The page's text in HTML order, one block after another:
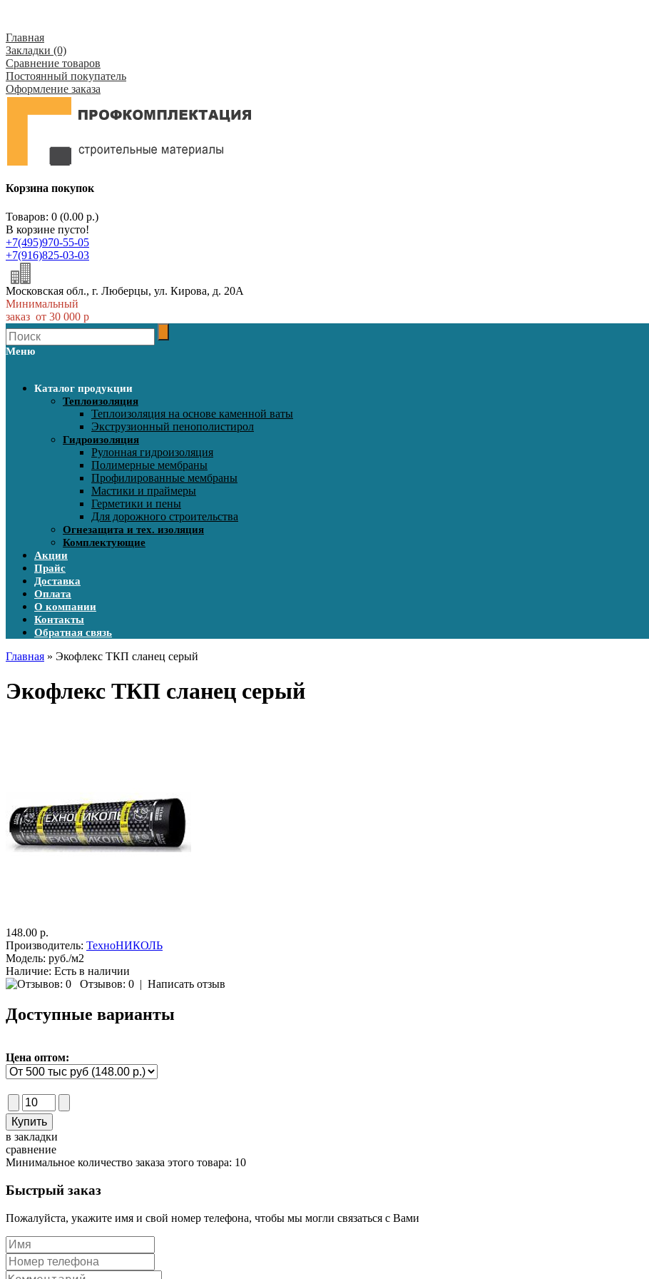
Главная
Закладки (0)
Сравнение товаров
Постоянный покупатель
Оформление заказа
Корзина покупок
Товаров: 0 (0.00 р.)
В корзине пусто!
+7(495)970-55-05
+7(916)825-03-03
Московская обл., г. Люберцы, ул. Кирова, д. 20А
Минимальный
заказ от 30 000 р
Меню
Каталог продукции
Теплоизоляция
Теплоизоляция на основе каменной ваты
Экструзионный пенополистирол
Гидроизоляция
Рулонная гидроизоляция
Полимерные мембраны
Профилированные мембраны
Мастики и праймеры
Герметики и пены
Для дорожного строительства
Огнезащита и тех. изоляция
Комплектующие
Акции
Прайс
Доставка
Оплата
О компании
Контакты
Обратная связь
Главная » Экофлекс ТКП сланец серый
Экофлекс ТКП сланец серый
148.00 р.
Производитель: ТехноНИКОЛЬ
Модель: руб./м2
Наличие: Есть в наличии
Отзывов: 0 | Написать отзыв
Доступные варианты
Цена оптом:
в закладки
сравнение
Минимальное количество заказа этого товара: 10
Быстрый заказ
Пожалуйста, укажите имя и свой номер телефона, чтобы мы могли связаться с Вами